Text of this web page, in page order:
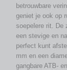
betrouwbare
geniet je ook op
soepelere rit. De
een stevige en
perfect kunt
mm en een
gangbare ATB-